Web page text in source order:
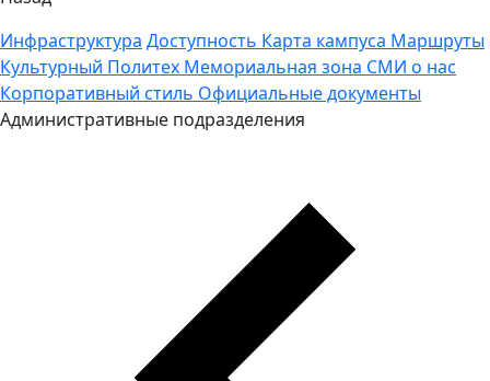
Инфраструктура Доступность Карта кампуса Маршруты
Культурный Политех Мемориальная зона СМИ о нас
Корпоративный стиль Официальные документы
Административные подразделения